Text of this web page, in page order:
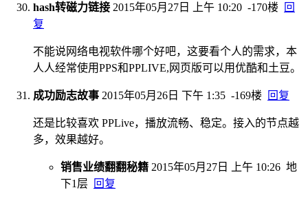
hash转磁力链接 2015年05月27日 上午 10:20 -170楼 回
复
不能说网络电视软件哪个好吧，这要看个人的需求，本
人人经常使用PPS和PPLIVE,网页版可以用优酷和土豆。
成功励志故事 2015年05月26日 下午 1:35 -169楼 回复
还是比较喜欢 PPLive，播放流畅、稳定。接入的节点越
多，效果越好。
销售业绩翻翻秘籍 2015年05月27日 上午 10:26 地
下1层
回复